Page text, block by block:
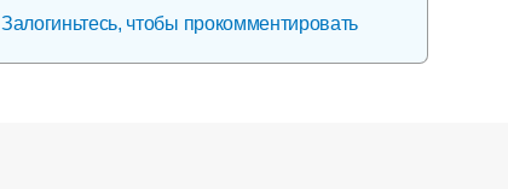
Залогиньтесь, чтобы прокомментировать